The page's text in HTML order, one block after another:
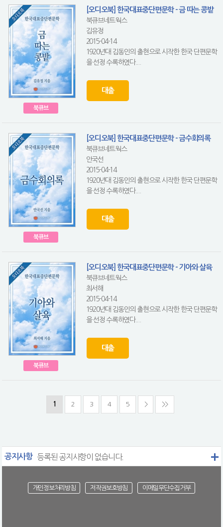
북큐브
[오디오북] 한국대표중단편문학 - 금 따는 콩밭
북큐브네트웍스
김유정
2015-04-14
1920년대 김동인의 출현으로 시작한 한국 단편문학
을 선정 수록하였다....
대출
북큐브
[오디오북] 한국대표중단편문학 - 금수회의록
북큐브네트웍스
안국선
2015-04-14
1920년대 김동인의 출현으로 시작한 한국 단편문학
을 선정 수록하였다....
대출
북큐브
[오디오북] 한국대표중단편문학 - 기아와 살육
북큐브네트웍스
최서해
2015-04-14
1920년대 김동인의 출현으로 시작한 한국 단편문학
을 선정 수록하였다....
대출
1 2 3 4 5 > >>
공지사항 등록된 공지사항이 없습니다.
개인정보처리방침 저작권보호방침 이메일무단수집거부